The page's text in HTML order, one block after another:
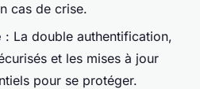
cas de crise.
: La double authentification,
et les mises à jour
pour se protéger.